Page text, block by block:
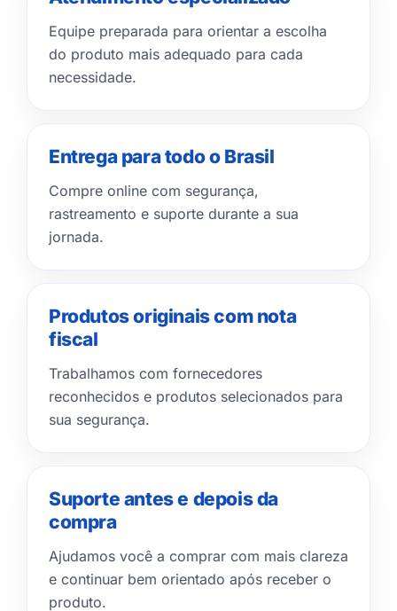
Equipe preparada para orientar a escolha
do produto mais adequado para cada
necessidade.
Entrega para todo o Brasil
Compre online com segurança,
rastreamento e suporte durante a sua
jornada.
Produtos originais com nota
fiscal
Trabalhamos com fornecedores
reconhecidos e produtos selecionados para
sua segurança.
Suporte antes e depois da
compra
Ajudamos você a comprar com mais clareza
e continuar bem orientado após receber o
produto.